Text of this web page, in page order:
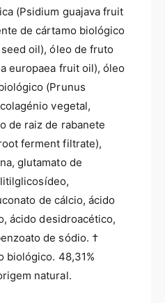
(Psidium guajava fruit
de cártamo biológico
oil), óleo de fruto
europaea fruit oil), óleo
(Prunus
vegetal,
de raiz de rabanete
ferment filtrate),
glutamato de
de cálcio, ácido
ácido desidroacético,
de sódio. †
biológico. 48,31%
natural.